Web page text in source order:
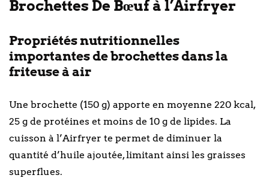
Brochettes De Bœuf à l’Airfryer
Propriétés nutritionnelles
importantes de brochettes dans la
friteuse à air
Une brochette (150 g) apporte en moyenne 220 kcal,
25 g de protéines et moins de 10 g de lipides. La
cuisson à l’Airfryer te permet de diminuer la
quantité d’huile ajoutée, limitant ainsi les graisses
superflues.